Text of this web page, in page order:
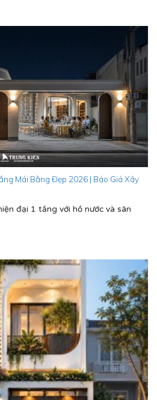
Mái Bằng Đẹp 2026 | Báo Giá Xây
đại 1 tầng với hồ nước và sân